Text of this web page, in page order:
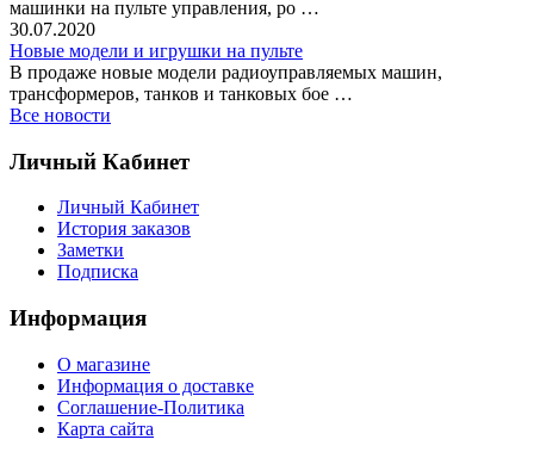
машинки на пульте управления, ро …
30.07.2020
Новые модели и игрушки на пульте
В продаже новые модели радиоуправляемых машин,
трансформеров, танков и танковых бое …
Все новости
Личный Кабинет
Личный Кабинет
История заказов
Заметки
Подписка
Информация
О магазине
Информация о доставке
Соглашение-Политика
Карта сайта